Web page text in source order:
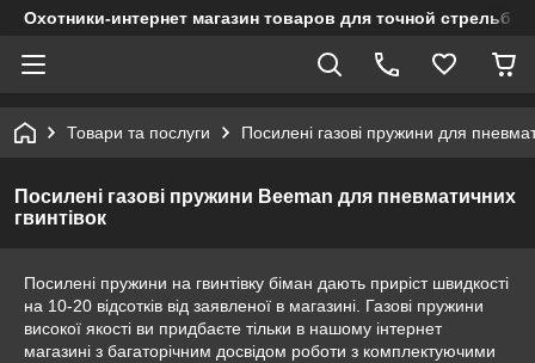
Охотники-интернет магазин товаров для точной стрельбы
Товари та послуги Посилені газові пружини для
Посилені газові пружини Beeman для пневматичних
гвинтівок
Посилені пружини на гвинтівку біман дають приріст швидкості
на 10-20 відсотків від заявленої в магазині. Газові пружини
високої якості ви придбаєте тільки в нашому інтернет
магазині з багаторічним досвідом роботи з комплектуючими